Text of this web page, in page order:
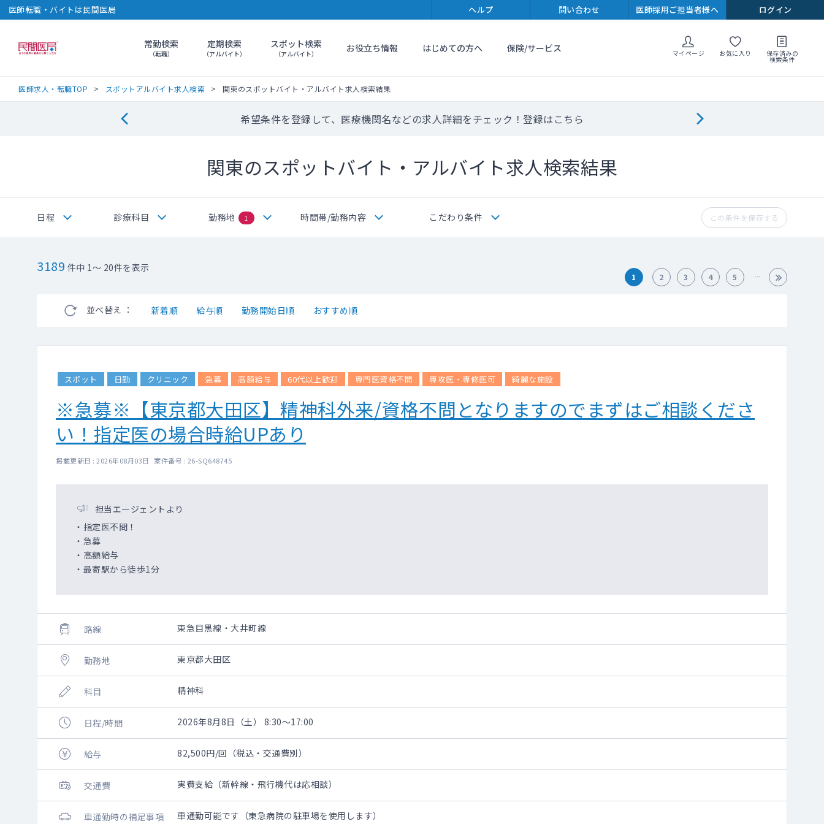
医師転職・バイトは民間医局 ヘルプ 問い合わせ 医師採用ご担当者様へ ログイン
民間医局常勤検索
（転職）
定期検索
（アルバイト）
スポット検索
（アルバイト） お役立ち情報 はじめての方へ 保険/サービス マイページ お気に入り 保存済みの
検索条件
医師求人・転職TOP スポットアルバイト求人検索 関東のスポットバイト・アルバイト求人検索結果
希望条件を登録して、医療機関名などの求人詳細をチェック！登録はこちら
関東のスポットバイト・アルバイト求人検索結果
日程 診療科目 勤務地 1 時間帯/勤務内容 こだわり条件 この条件を保存する
3189 件中 1～ 20件を表示
並べ替え ： 新着順 給与順 勤務開始日順 おすすめ順
1 2 3 4 5
スポット 日勤 クリニック 急募 高額給与 60代以上歓迎 専門医資格不問 専攻医・専修医可 綺麗な施設
※急募※【東京都大田区】精神科外来/資格不問となりますのでまずはご相談くださ
い！指定医の場合時給UPあり
掲載更新日 : 2026年08月03日 案件番号 : 26-SQ648745
担当エージェントより
・指定医不問！
・急募
・高額給与
・最寄駅から徒歩1分
路線 東急目黒線・大井町線
勤務地 東京都大田区
科目 精神科
日程/時間 2026年8月8日（土） 8:30～17:00
給与 82,500円/回（税込・交通費別）
交通費 実費支給（新幹線・飛行機代は応相談）
車通勤時の補足事項 車通勤可能です（東急病院の駐車場を使用します）